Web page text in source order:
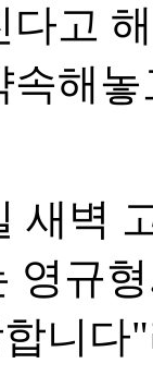
다고
속해
새벽
영규
니다